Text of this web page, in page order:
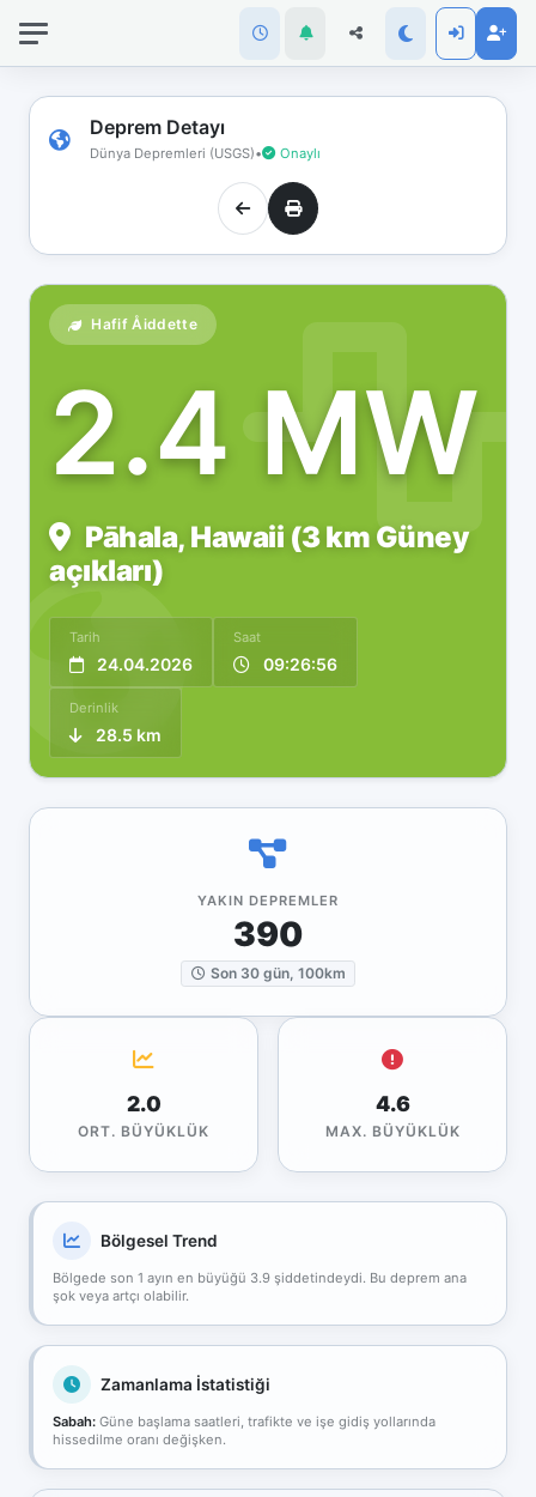
Deprem Detayı
Dünya Depremleri (USGS)• Onaylı
Hafif Åiddette
2.4 MW
Pāhala, Hawaii (3 km Güney
açıkları)
Tarih
24.04.2026
Saat
09:26:56
Derinlik
28.5 km
YAKIN DEPREMLER
390
Son 30 gün, 100km
2.0
ORT. BÜYÜKLÜK
4.6
MAX. BÜYÜKLÜK
Bölgesel Trend
Bölgede son 1 ayın en büyüğü 3.9 şiddetindeydi. Bu deprem ana
şok veya artçı olabilir.
Zamanlama İstatistiği
Sabah: Güne başlama saatleri, trafikte ve işe gidiş yollarında
hissedilme oranı değişken.
bağlantınız
koptu!
Çevrimdışı
moddasınız.